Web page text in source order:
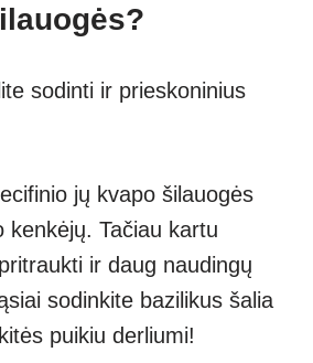
sodinti ir prieskoninius
jų kvapo šilauogės
kenkėjų. Tačiau kartu
ir daug naudingų
sodinkite bazilikus šalia
puikiu derliumi!